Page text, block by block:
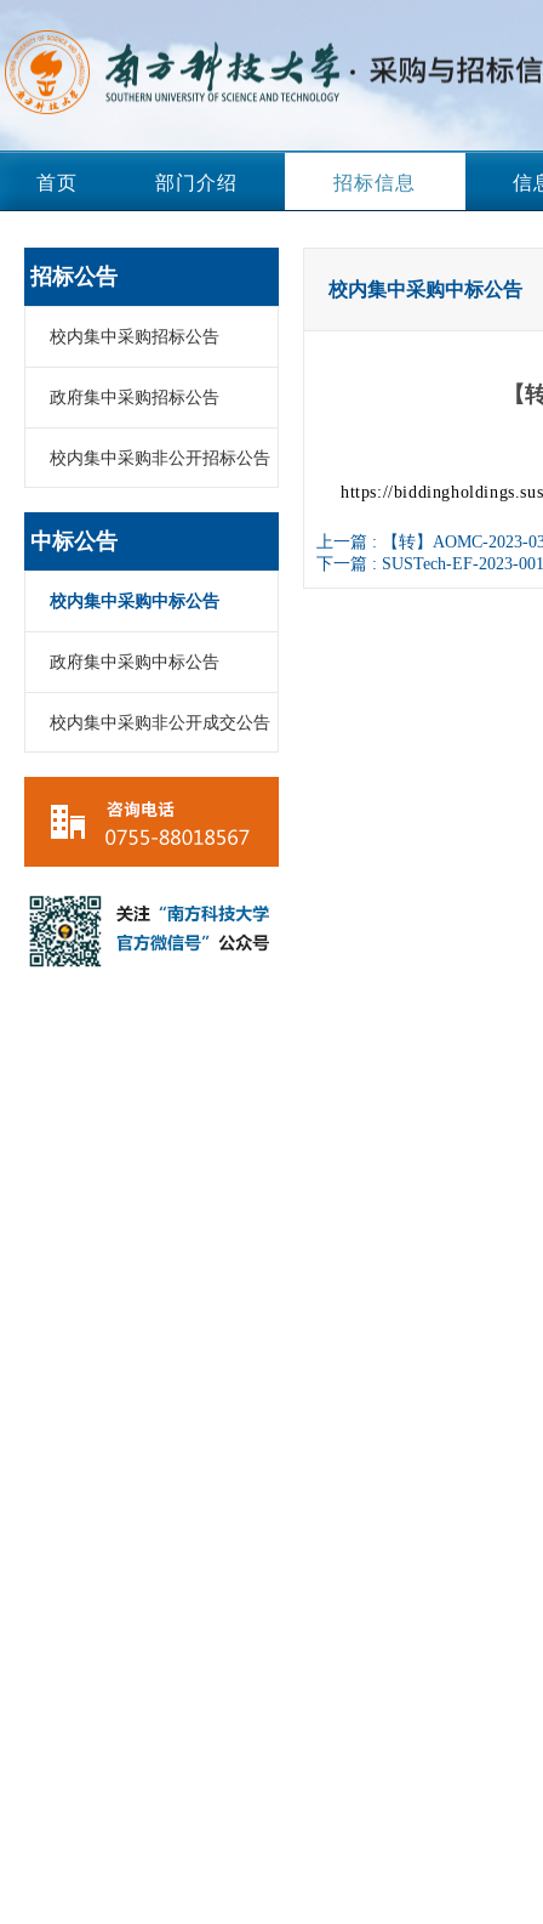
首页 部门介绍 招标信息 信
招标公告
校内集中采购招标公告
政府集中采购招标公告
校内集中采购非公开招标公告
中标公告
校内集中采购中标公告
政府集中采购中标公告
校内集中采购非公开成交公告
校内集中采购中标公告
【
https://
上一篇 :
【转】AOMC-2023-
下一篇 : SUSTech-EF-2023-